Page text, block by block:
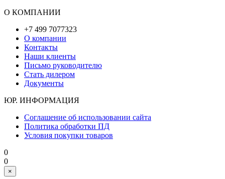
О КОМПАНИИ
+7 499 7077323
О компании
Контакты
Наши клиенты
Письмо руководителю
Стать дилером
Документы
ЮР. ИНФОРМАЦИЯ
Соглашение об использовании сайта
Политика обработки ПД
Условия покупки товаров
0
0
×